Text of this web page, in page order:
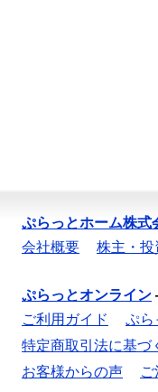
ぷらっとホーム株式
会社概要
株主・投
ぷらっとオンライン
ご利用ガイド
ぷら
特定商取引法に基づ
お客様からの声